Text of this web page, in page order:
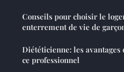
Conseils pour choisir le
enterrement de vie de
Diététicienne: les
ce professionnel